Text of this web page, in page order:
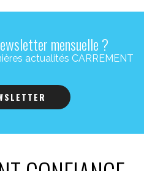
mensuelle ?
actualités CARREMENT